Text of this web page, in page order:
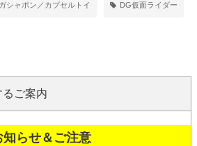
ガシャポン／カプセルトイ DG仮面ライダー
ご案内
知らせ＆ご注意